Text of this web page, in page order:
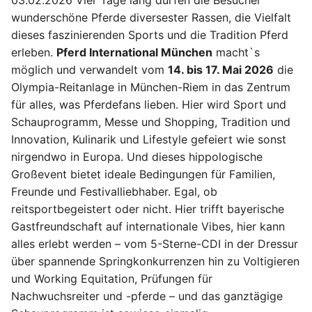
wunderschöne Pferde diversester Rassen, die Vielfalt
dieses faszinierenden Sports und die Tradition Pferd
erleben. Pferd International München macht`s
möglich und verwandelt vom 14. bis 17. Mai 2026 die
Olympia-Reitanlage in München-Riem in das Zentrum
für alles, was Pferdefans lieben. Hier wird Sport und
Schauprogramm, Messe und Shopping, Tradition und
Innovation, Kulinarik und Lifestyle gefeiert wie sonst
nirgendwo in Europa. Und dieses hippologische
Großevent bietet ideale Bedingungen für Familien,
Freunde und Festivalliebhaber. Egal, ob
reitsportbegeistert oder nicht. Hier trifft bayerische
Gastfreundschaft auf internationale Vibes, hier kann
alles erlebt werden – vom 5-Sterne-CDI in der Dressur
über spannende Springkonkurrenzen hin zu Voltigieren
und Working Equitation, Prüfungen für
Nachwuchsreiter und -pferde – und das ganztägige